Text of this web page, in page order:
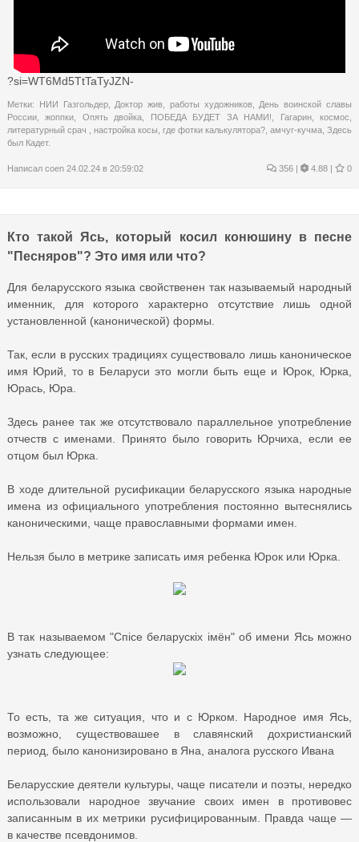
?si=WT6Md5TtTaTyJZN-
Метки: НИИ Газгольдер, Доктор жив работы художников, День воинской славы
России ,жоппки Опять двойка ПОБЕДА БУДЕТ ЗА НАМИ! Гагарин,космос
литературный срач
настройка косы где фотки калькулятора? амчуг-кучма Здесь
был Кадет.
Написал coen 24.02.24 в 20:59:02 356 | 4.88 | 0
Кто такой Ясь, который косил конюшину в песне
"Песняров"? Это имя или что?
Для беларусского языка свойственен так называемый народный
именник, для которого характерно отсутствие лишь одной
установленной (канонической) формы.
Так, если в русских традициях существовало лишь каноническое
имя Юрий, то в Беларуси это могли быть еще и Юрок, Юрка,
Юрась, Юра.
Здесь ранее так же отсутствовало параллельное употребление
отчеств с именами. Принято было говорить Юрчиха, если ее
отцом был Юрка.
В ходе длительной русификации беларусского языка народные
имена из официального употребления постоянно вытеснялись
каноническими, чаще православными формами имен.
Нельзя было в метрике записать имя ребенка Юрок или Юрка.
В так называемом "Спісе беларускіх імён" об имени Ясь можно
узнать следующее:
То есть, та же ситуация, что и с Юрком. Народное имя Ясь,
возможно, существовашее в славянский дохристианский
период, было канонизировано в Яна, аналога русского Ивана
Беларусские деятели культуры, чаще писатели и поэты, нередко
использовали народное звучание своих имен в противовес
записанным в их метрики русифицированным. Правда чаще —
в качестве псевдонимов.